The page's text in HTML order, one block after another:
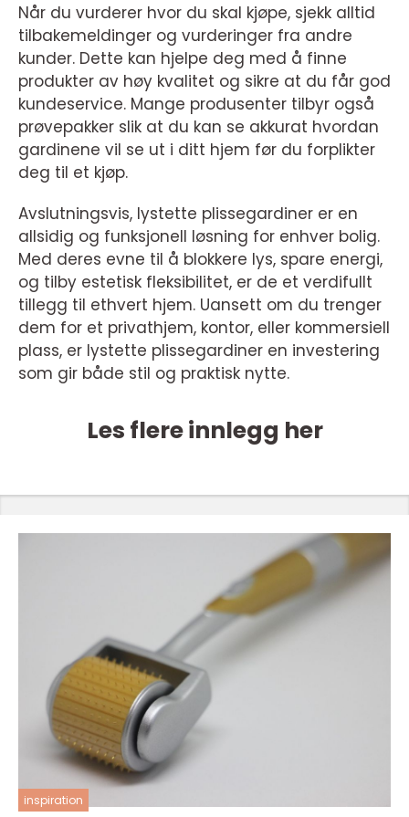
Når du vurderer hvor du skal kjøpe, sjekk alltid
tilbakemeldinger og vurderinger fra andre
kunder. Dette kan hjelpe deg med å finne
produkter av høy kvalitet og sikre at du får god
kundeservice. Mange produsenter tilbyr også
prøvepakker slik at du kan se akkurat hvordan
gardinene vil se ut i ditt hjem før du forplikter
deg til et kjøp.
Avslutningsvis, lystette plissegardiner er en
allsidig og funksjonell løsning for enhver bolig.
Med deres evne til å blokkere lys, spare energi,
og tilby estetisk fleksibilitet, er de et verdifullt
tillegg til ethvert hjem. Uansett om du trenger
dem for et privathjem, kontor, eller kommersiell
plass, er lystette plissegardiner en investering
som gir både stil og praktisk nytte.
Les flere innlegg her
inspiration